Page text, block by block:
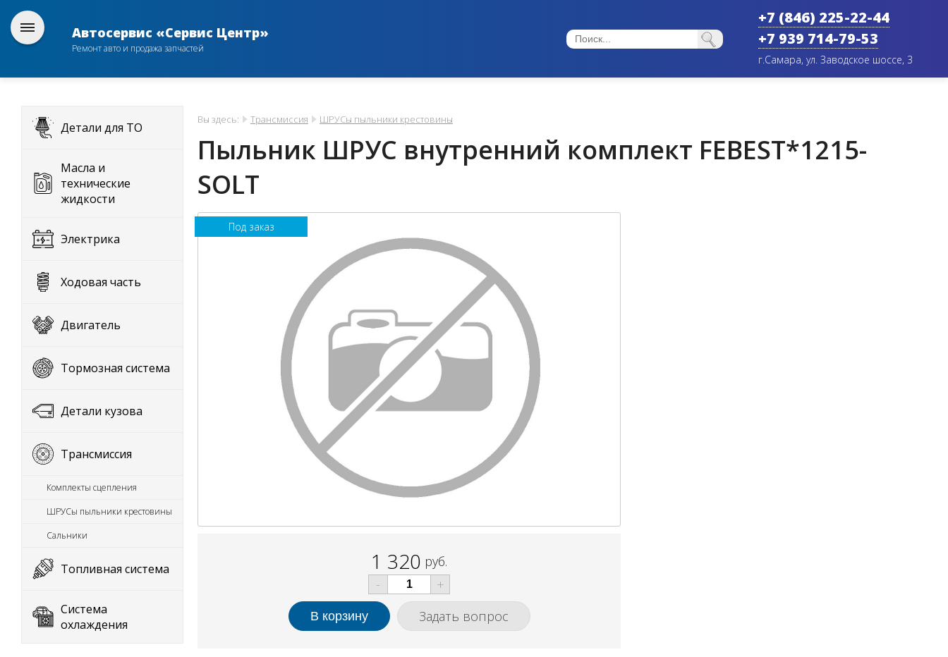
Автосервис «Сервис Центр»
Ремонт авто и продажа запчастей
+7 (846) 225-22-44
+7 939 714-79-53
г.Самара, ул. Заводское шоссе, 3
Детали для ТО
Масла и
технические
жидкости
Электрика
Ходовая часть
Двигатель
Тормозная система
Детали кузова
Трансмиссия
Комплекты сцепления
ШРУСы пыльники крестовины
Сальники
Топливная система
Система
охлаждения
Вы здесь: Трансмиссия ШРУСы пыльники крестовины
Пыльник ШРУС внутренний комплект FEBEST*1215-
SOLT
Под заказ
1 320 руб.
-
+
Задать вопрос